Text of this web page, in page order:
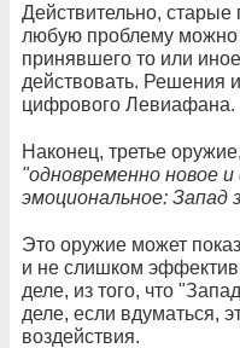
Действительно,
любую проблему можно
принявшего то или
действовать. Решения
цифрового Левиафана.
Наконец, третье
"одновременно новое
эмоциональное: Запад
Это оружие может
и не слишком
деле, из того, что
деле, если вдуматься,
воздействия.